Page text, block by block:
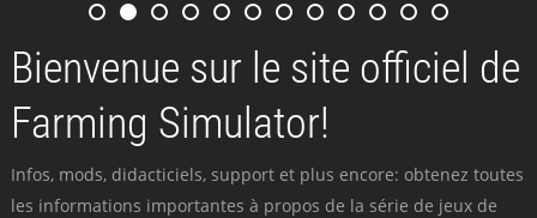
Bienvenue sur le site officiel de
Farming Simulator!
Infos, mods, didacticiels, support et plus encore: obtenez toutes
les informations importantes à propos de la série de jeux de